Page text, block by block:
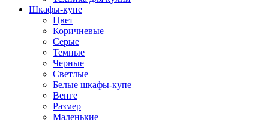
Шкафы-купе
Цвет
Коричневые
Серые
Темные
Черные
Светлые
Белые шкафы-купе
Венге
Размер
Маленькие